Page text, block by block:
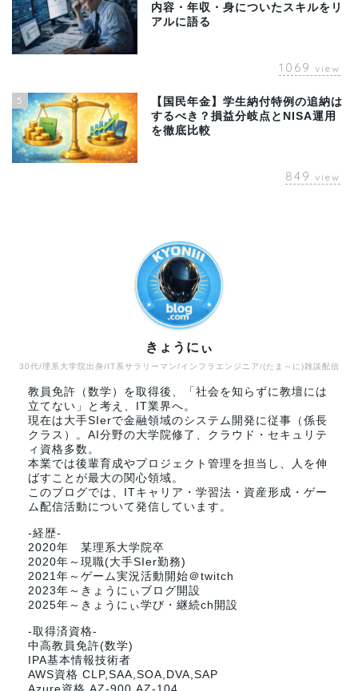
内容・年収・身についたスキルをリ
アルに語る
1069 view
5
【国民年金】学生納付特例の追納は
するべき？損益分岐点とNISA運用
を徹底比較
849 view
30代/理系大学院出身/IT系サラリーマン/インフラエンジニア/(たま～に)雑談配信
きょうにぃ
教員免許（数学）を取得後、「社会を知らずに教壇には
立てない」と考え、IT業界へ。
現在は大手SIerで金融領域のシステム開発に従事（係長
クラス）。AI分野の大学院修了、クラウド・セキュリテ
ィ資格多数。
本業では後輩育成やプロジェクト管理を担当し、人を伸
ばすことが最大の関心領域。
このブログでは、ITキャリア・学習法・資産形成・ゲー
ム配信活動について発信しています。
-経歴-
2020年 某理系大学院卒
2020年～現職(大手SIer勤務)
2021年～ゲーム実況活動開始＠twitch
2023年～きょうにぃブログ開設
2025年～きょうにぃ学び・継続ch開設
-取得済資格-
中高教員免許(数学)
IPA基本情報技術者
AWS資格 CLP,SAA,SOA,DVA,SAP